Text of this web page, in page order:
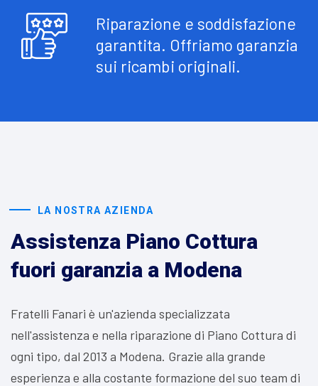
Riparazione e soddisfazione
garantita. Offriamo garanzia
sui ricambi originali.
LA NOSTRA AZIENDA
Assistenza Piano Cottura
fuori garanzia a Modena
Fratelli Fanari è un'azienda specializzata
nell'assistenza e nella riparazione di Piano Cottura di
ogni tipo, dal 2013 a Modena. Grazie alla grande
esperienza e alla costante formazione del suo team di